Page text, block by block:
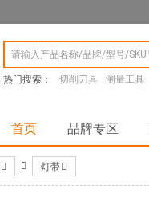
热门搜索： 切削刀具 测量工具
首页 品牌专区
灯带